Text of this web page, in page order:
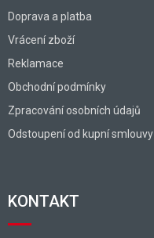
Doprava a platba
Vrácení zboží
Reklamace
Obchodní podmínky
Zpracování osobních údajů
Odstoupení od kupní smlouvy
KONTAKT